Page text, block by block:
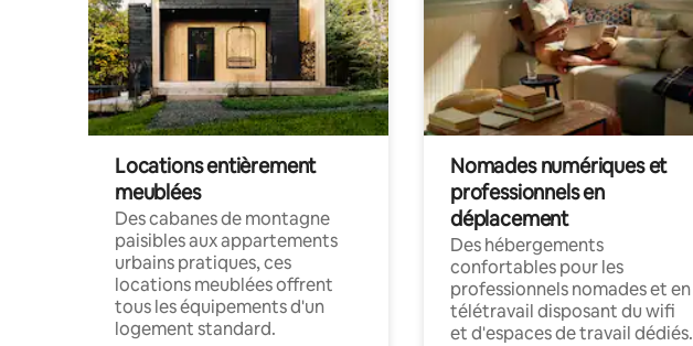
Locations entièrement
meublées
Des cabanes de montagne
paisibles aux appartements
urbains pratiques, ces
locations meublées offrent
tous les équipements d'un
logement standard.
Nomades numériques et
professionnels en
déplacement
Des hébergements
confortables pour les
professionnels nomades et en
télétravail disposant du wifi
et d'espaces de travail dédiés.